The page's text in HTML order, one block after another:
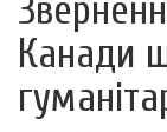
Канади